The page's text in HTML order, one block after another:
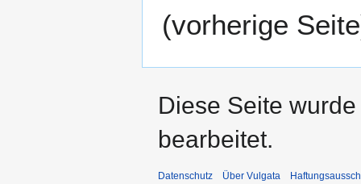
(vorherige
Diese Seite
bearbeitet.
Datenschutz Über Vulgata